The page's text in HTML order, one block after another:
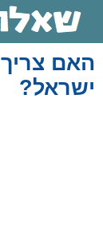
האם צריך
ישראל?